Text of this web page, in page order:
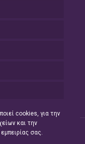
cookies, για την
και την
σας.